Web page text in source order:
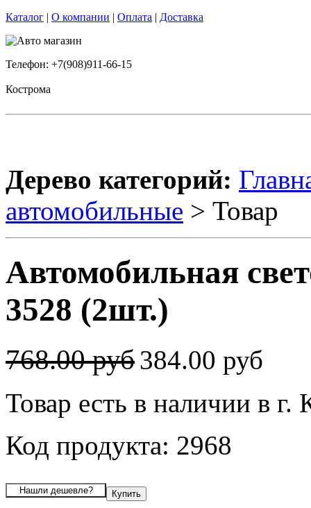
Каталог | О компании | Оплата | Доставка
Телефон: +7(908)911-66-15
Кострома
Дерево категорий:
автомобильные > Товар
Автомобильная
3528 (2шт.)
768.00 руб384.00 руб
Товар есть в наличии в г.
Код продукта: 2968